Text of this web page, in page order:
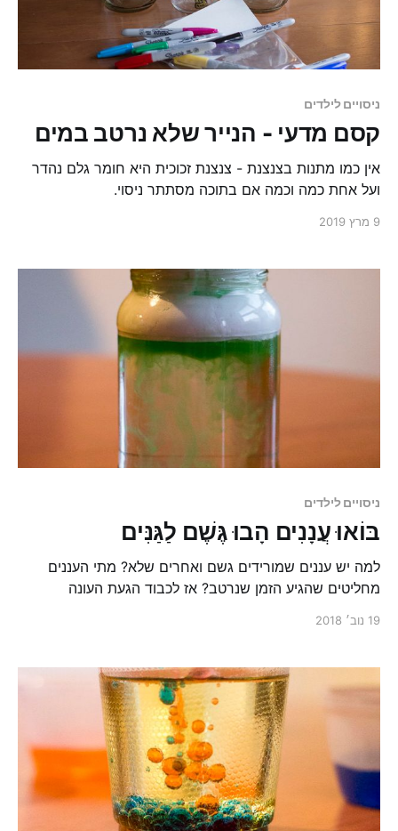
ניסויים לילדים
​קסם מדעי - הנייר שלא נרטב במים
אין כמו מתנות בצנצנת - צנצנת זכוכית היא חומר גלם נהדר
ועל אחת כמה וכמה אם בתוכה מסתתר ניסוי.
9 מרץ 2019
ניסויים לילדים
בּוֹאוּ עֲנָנִים הָבוּ גֶּשֶׁם לַגַּנִּים
למה יש עננים שמורידים גשם ואחרים שלא? מתי העננים
מחליטים שהגיע הזמן שנרטב? אז לכבוד הגעת העונה
19 נוב׳ 2018